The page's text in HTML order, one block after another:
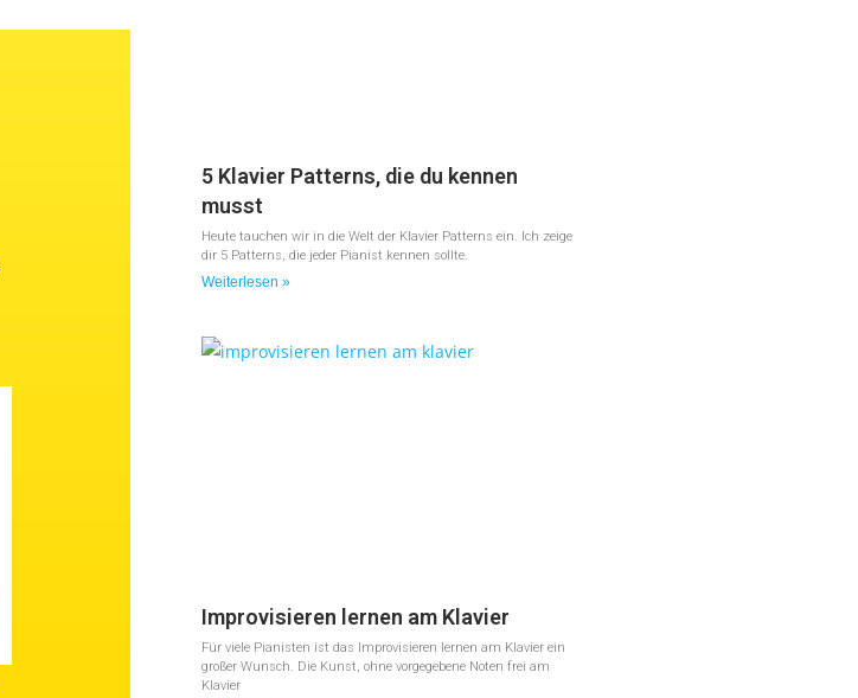
5 Klavier Patterns, die du kennen
musst
Heute tauchen wir in die Welt der Klavier Patterns ein. Ich zeige
dir 5 Patterns, die jeder Pianist kennen sollte.
Weiterlesen »
Improvisieren lernen am Klavier
Für viele Pianisten ist das Improvisieren lernen am Klavier ein
großer Wunsch. Die Kunst, ohne vorgegebene Noten frei am
Klavier